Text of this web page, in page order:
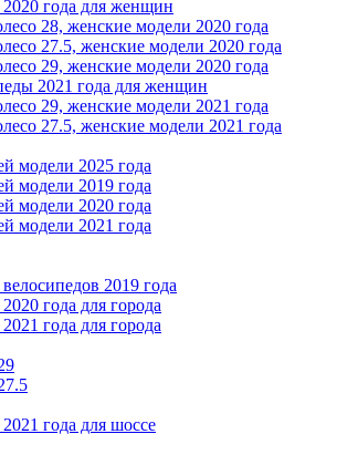
года для женщин
28, женские модели 2020 года
27.5, женские модели 2020 года
29, женские модели 2020 года
2021 года для женщин
29, женские модели 2021 года
27.5, женские модели 2021 года
модели 2025 года
модели 2019 года
модели 2020 года
модели 2021 года
2019 года
года для города
года для города
года для шоссе